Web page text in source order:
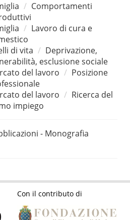
Comportamenti
Lavoro di cura e
di vita
Deprivazione,
esclusione sociale
del lavoro
Posizione
del lavoro
Ricerca del
impiego
- Monografia
Con il contributo di